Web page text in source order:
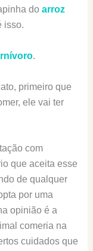
do arroz
isso.
.
primeiro que
ele vai ter
com
que aceita esse
de qualquer
por uma
opinião é a
comeria na
cuidados que